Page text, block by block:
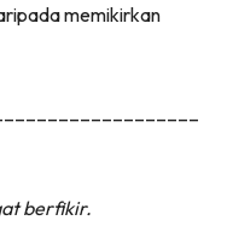
memikirkan
berfikir.